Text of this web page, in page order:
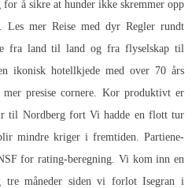
for å sikre at hunder ikke skremmer opp
mer Reise med dyr Regler rundt
fra land til land og fra flyselskap til
ikonisk hotellkjede med over 70 års
mer presise cornere. Kor produktivt er
til Nordberg fort Vi hadde en flott tur
mindre kriger i fremtiden. Partiene-
for rating-beregning. Vi kom inn en
tre måneder siden vi forlot Isegran i